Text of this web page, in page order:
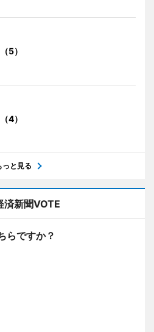
5）
4）
っと見る
済新聞VOTE
らですか？